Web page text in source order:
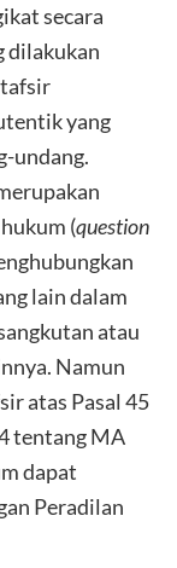
secara
dilakukan
tafsir
yang
undang.
(question
lain dalam
atau
Namun
atas Pasal 45
tentang MA
dapat
Peradilan